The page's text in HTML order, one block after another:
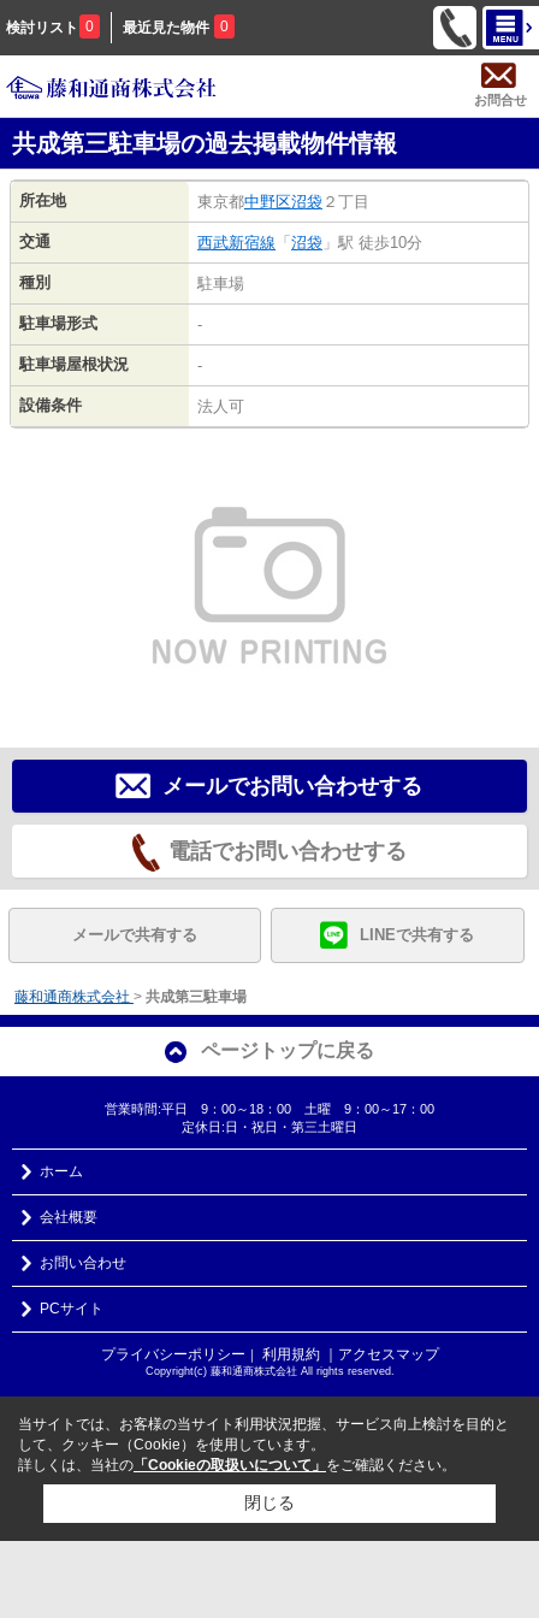
検討リスト 0 最近見た物件 0
お問合せ
共成第三駐車場の過去掲載物件情報
所在地 東京都中野区沼袋 ２丁目
交通 西武新宿線 「 沼袋 」駅 徒歩10分
種別 駐車場
駐車場形式 -
駐車場屋根状況 -
設備条件 法人可
メールでお問い合わせする
電話でお問い合わせする
メールで共有する LINEで共有する
藤和通商株式会社 > 共成第三駐車場
ページトップに戻る
営業時間:平日 9：00～18：00 土曜 9：00～17：00
定休日:日・祝日・第三土曜日
ホーム
会社概要
お問い合わせ
PCサイト
プライバシーポリシー ｜ 利用規約 ｜アクセスマップ
Copyright(c) 藤和通商株式会社 All rights reserved.
当サイトでは、お客様の当サイト利用状況把握、サービス向上検討を目的と
して、クッキー（Cookie）を使用しています。
詳しくは、当社の 「Cookieの取扱いについて」 をご確認ください。
閉じる